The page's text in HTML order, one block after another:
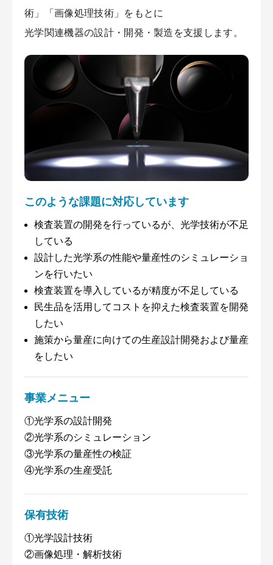
術」「画像処理技術」をもとに
光学関連機器の設計・開発・製造を⽀援します。
このような課題に対応しています
検査装置の開発を⾏っているが、光学技術が不⾜
している
設計した光学系の性能や量産性のシミュレーショ
ンを⾏いたい
検査装置を導⼊しているが精度が不⾜している
⺠生品を活用してコストを抑えた検査装置を開発
したい
施策から量産に向けての生産設計開発および量産
をしたい
事業メニュー
①光学系の設計開発
②光学系のシミュレーション
③光学系の量産性の検証
④光学系の生産受託
保有技術
①光学設計技術
②画像処理・解析技術